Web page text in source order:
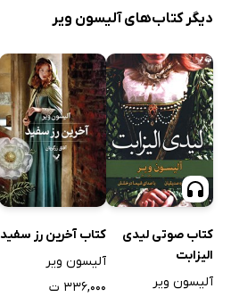
دیگر کتاب‌های آلیسون ویر
کتاب صوتی لیدی
الیزابت
آلیسون ویر
کتاب آخرین رز سفید
آلیسون ویر
۳۳۶,۰۰۰ ت